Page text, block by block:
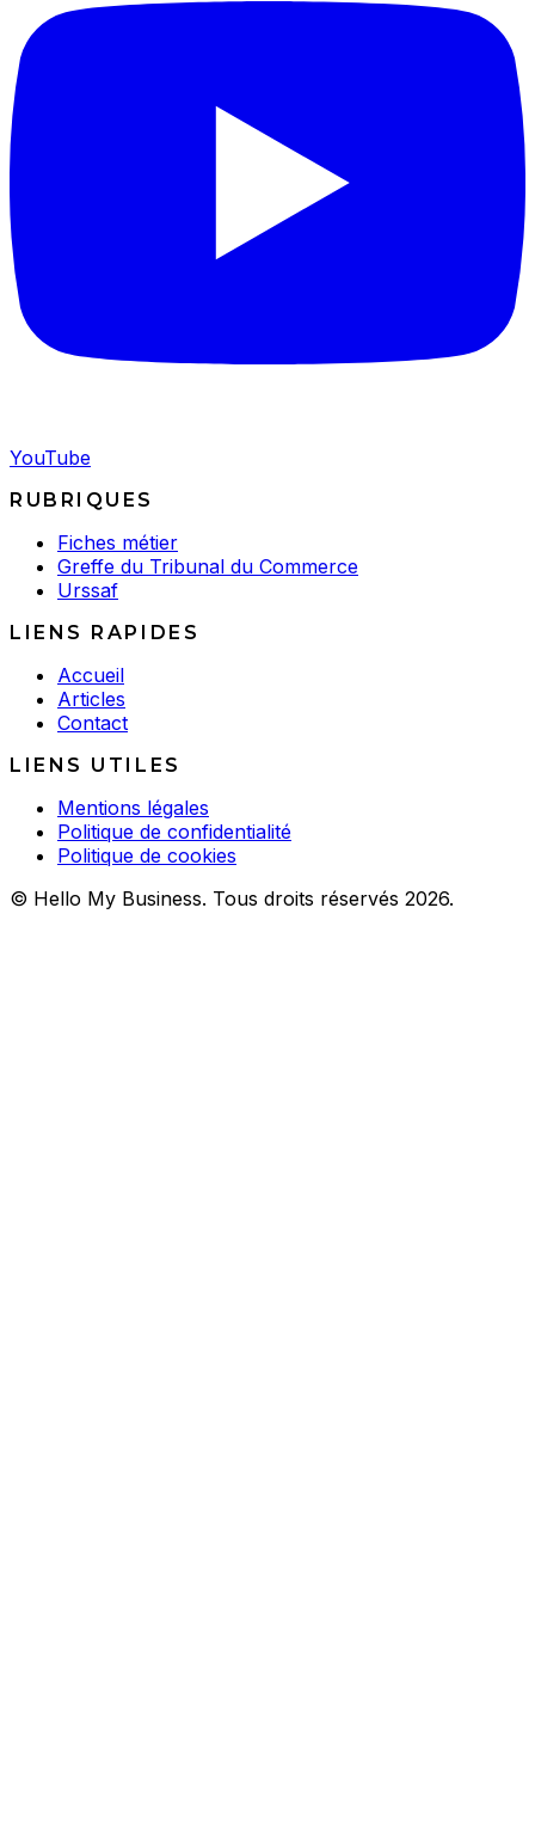
YouTube
RUBRIQUES
Fiches métier
Greffe du Tribunal du Commerce
Urssaf
LIENS RAPIDES
Accueil
Articles
Contact
LIENS UTILES
Mentions légales
Politique de confidentialité
Politique de cookies
© Hello My Business. Tous droits réservés 2026.